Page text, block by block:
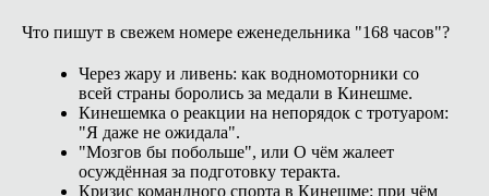
Что пишут в свежем номере еженедельника "168 часов"?
Через жару и ливень: как водномоторники со
всей страны боролись за медали в Кинешме.
Кинешемка о реакции на непорядок с тротуаром:
"Я даже не ожидала".
"Мозгов бы побольше", или О чём жалеет
осуждённая за подготовку теракта.
Кризис командного спорта в Кинешме: при чём